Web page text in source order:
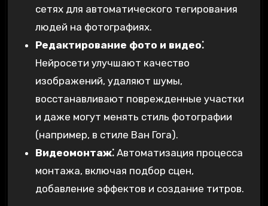
сетях для автоматического тегирования
людей на фотографиях.
Редактирование фото и видео⁚
Нейросети улучшают качество
изображений, удаляют шумы,
восстанавливают поврежденные участки
и даже могут менять стиль фотографии
(например, в стиле Ван Гога).
Видеомонтаж⁚Автоматизация процесса
монтажа, включая подбор сцен,
добавление эффектов и создание титров.